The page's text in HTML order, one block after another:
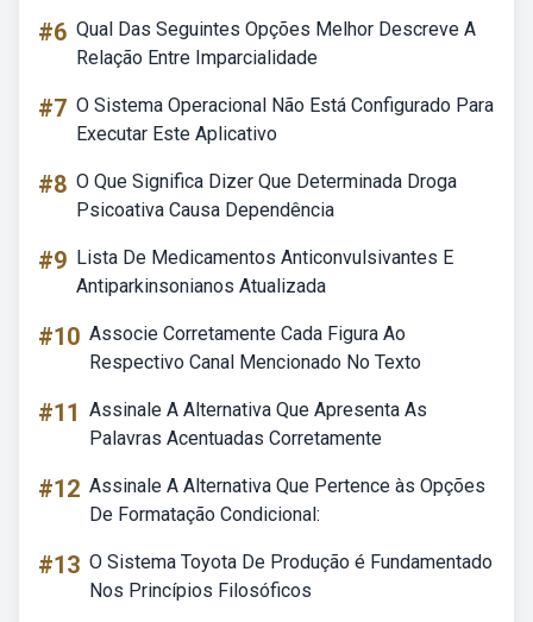
#6 Qual Das Seguintes Opções Melhor Descreve A
Relação Entre Imparcialidade
#7 O Sistema Operacional Não Está Configurado Para
Executar Este Aplicativo
#8 O Que Significa Dizer Que Determinada Droga
Psicoativa Causa Dependência
#9 Lista De Medicamentos Anticonvulsivantes E
Antiparkinsonianos Atualizada
#10 Associe Corretamente Cada Figura Ao
Respectivo Canal Mencionado No Texto
#11 Assinale A Alternativa Que Apresenta As
Palavras Acentuadas Corretamente
#12 Assinale A Alternativa Que Pertence às Opções
De Formatação Condicional:
#13 O Sistema Toyota De Produção é Fundamentado
Nos Princípios Filosóficos